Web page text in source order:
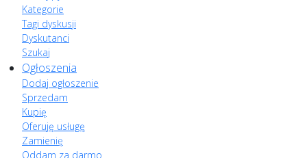
Kategorie
Tagi dyskusji
Dyskutanci
Szukaj
Ogłoszenia
Dodaj ogłoszenie
Sprzedam
Kupię
Oferuję usługę
Zamienię
Oddam za darmo